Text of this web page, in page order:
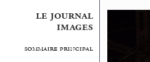
le journal
images
sommaire principal